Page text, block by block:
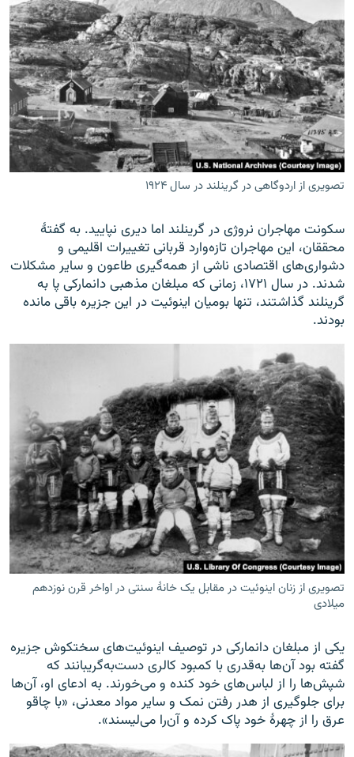
تصویری از اردوگاهی در گرینلند در سال ۱۹۲۴
سکونت مهاجران نروژی در گرینلند اما دیری نپایید. به گفتۀ
محققان، این مهاجران تازه‌وارد قربانی تغییرات اقلیمی و
دشواری‌های اقتصادی ناشی از همه‌گیری طاعون و سایر مشکلات
شدند. در سال ۱۷۲۱، زمانی که مبلغان مذهبی دانمارکی پا به
گرینلند گذاشتند، تنها بومیان اینوئیت در این جزیره باقی مانده
بودند.
تصویری از زنان اینوئیت در مقابل یک خانۀ سنتی در اواخر قرن نوزدهم
میلادی
یکی از مبلغان دانمارکی در توصیف اینوئیت‌های سختکوش جزیره
گفته بود آن‌ها به‌قدری با کمبود کالری دست‌به‌گریبانند که
شپش‌ها را از لباس‌های خود کنده و می‌خورند. به ادعای او، آن‌ها
برای جلوگیری از هدر رفتن نمک و سایر مواد معدنی، «با چاقو
عرق را از چهرۀ خود پاک کرده و آن‌را می‌لیسند».